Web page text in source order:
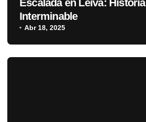
Escalada en Leiva: Historia
Interminable
Abr 18, 2025